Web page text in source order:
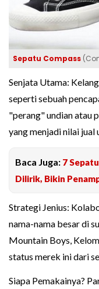
Sepatu Compass
Senjata Utama:
seperti sebuah
"perang" undian atau
yang menjadi nilai jual
Baca Juga: 7
Dilirik, Bikin
Strategi Jenius:
nama-nama besar di
Mountain Boys,
status merek ini dari
Siapa Pemakainya?